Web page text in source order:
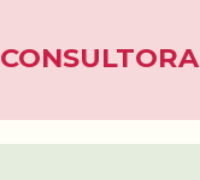
BLOG
CONSULTORA